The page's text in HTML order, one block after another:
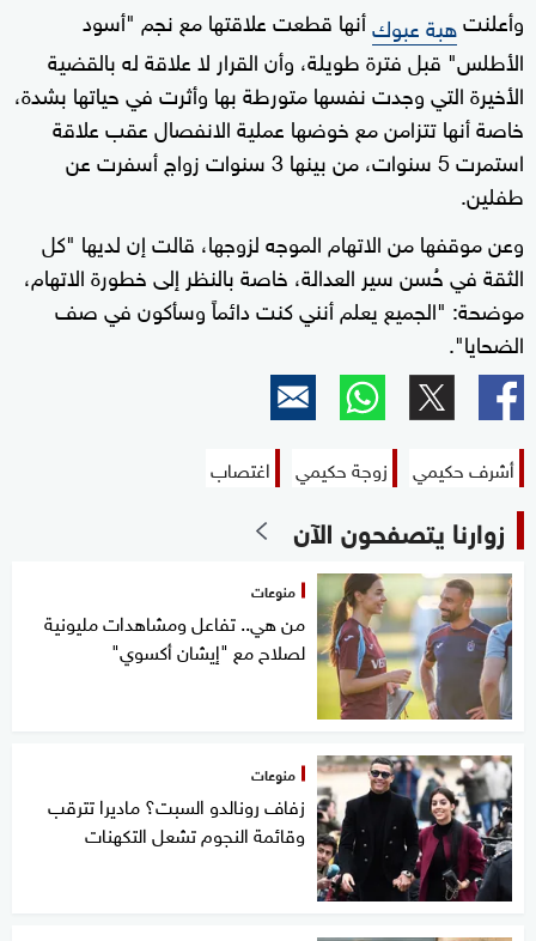
seconds
وأعلنتهبة عبوكأنها قطعت علاقتها مع نجم "أسود
الأطلس" قبل فترة طويلة، وأن القرار لا علاقة له بالقضية
الأخيرة التي وجدت نفسها متورطة بها وأثرت في حياتها بشدة،
خاصة أنها تتزامن مع خوضها عملية الانفصال عقب علاقة
استمرت 5 سنوات، من بينها 3 سنوات زواج أسفرت عن
طفلين.
وعن موقفها من الاتهام الموجه لزوجها، قالت إن لديها "كل
الثقة في حُسن سير العدالة، خاصة بالنظر إلى خطورة الاتهام،
موضحة: "الجميع يعلم أنني كنت دائماً وسأكون في صف
الضحايا".
أشرف حكيمي زوجة حكيمي اغتصاب
زوارنا يتصفحون الآن
منوعات
من هي.. تفاعل ومشاهدات مليونية
لصلاح مع "إيشان أكسوي"
منوعات
زفاف رونالدو السبت؟ ماديرا تترقب
وقائمة النجوم تشعل التكهنات